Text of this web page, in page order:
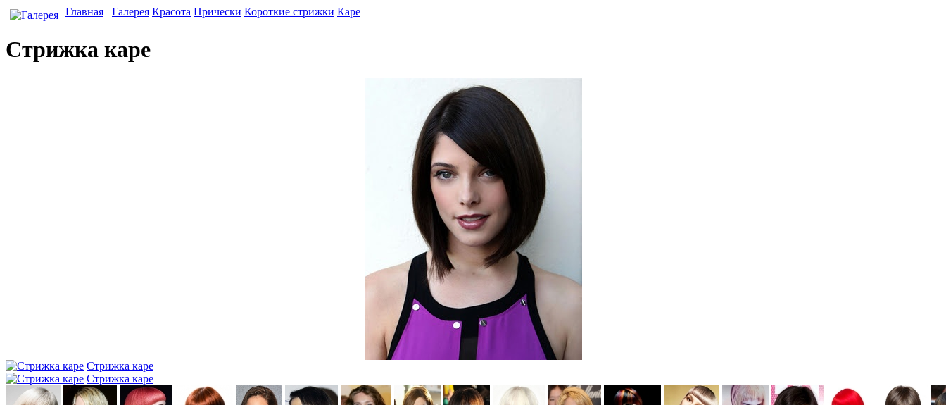
Главная Галерея Красота Прически Короткие стрижки Каре
Стрижка каре
Стрижка каре
Стрижка каре